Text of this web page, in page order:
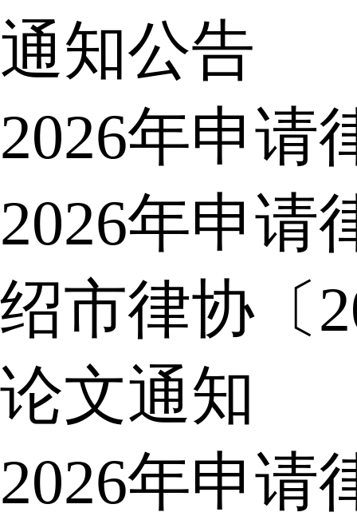
通知公告
2026年申请
2026年申请
绍市律协〔
论文通知
2026年申请